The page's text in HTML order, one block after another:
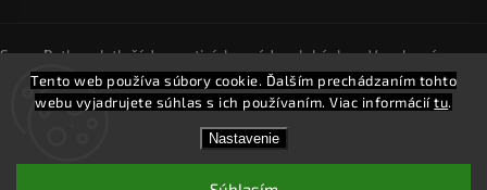
Tento web používa súbory cookie. Ďalším prechádzaním tohto
webu vyjadrujete súhlas s ich používaním. Viac informáciítu.
Nastavenie
SuperPotlac.sk tlačí denne tisícky módnych kúskov. Vyrobené na
Slovensku a doručované do celého sveta :)
SuperPotlač.sk. Všetky práva vyhradené.
Vytvořil